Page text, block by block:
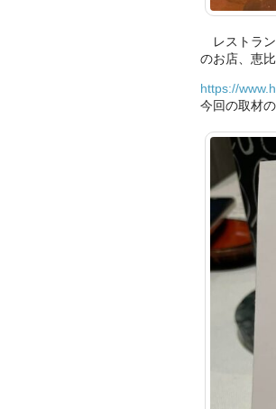
レストラン
のお店、恵
https://
今回の取材